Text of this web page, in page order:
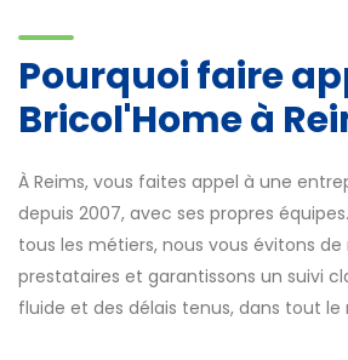
Pourquoi faire
Bricol'Home à
À Reims, vous faites appel à une
depuis 2007, avec ses propres
tous les métiers, nous vous évitons de
prestataires et garantissons un suivi
fluide et des délais tenus, dans tout le